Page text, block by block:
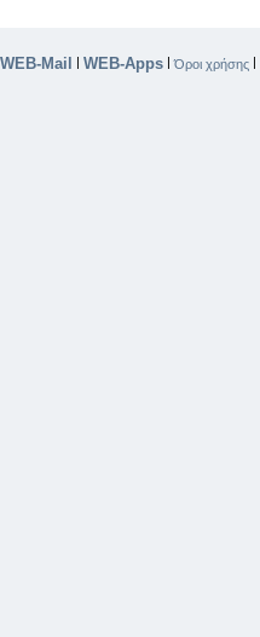
WEB-Mail WEB-Apps |Όροι χρήσης